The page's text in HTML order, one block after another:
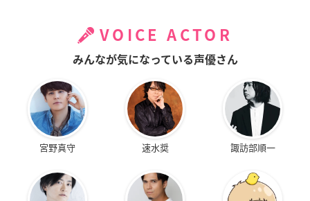
VOICE ACTOR
みんなが気になっている声優さん
宮野真守 速水奨 諏訪部順一